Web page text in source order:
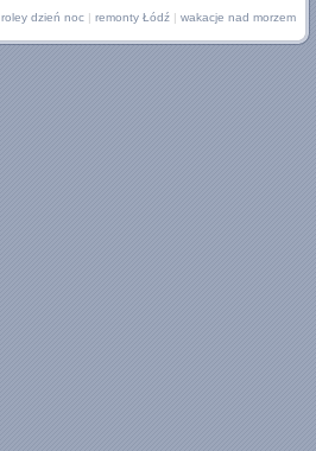
roley dzień noc | remonty Łódź | wakacje nad morzem